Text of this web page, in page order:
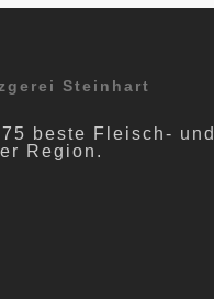
Steinhart
beste Fleisch-
Region.